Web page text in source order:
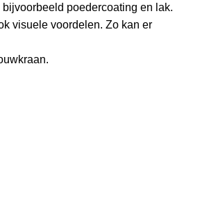
poedercoating en lak.
visuele voordelen. Zo kan er